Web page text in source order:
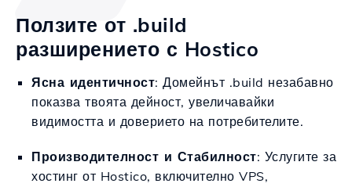
Ползите от .build
разширението с Hostico
Ясна идентичност: Домейнът .build незабавно
показва твоята дейност, увеличавайки
видимостта и доверието на потребителите.
Производителност и Стабилност: Услугите за
хостинг от Hostico, включително VPS,